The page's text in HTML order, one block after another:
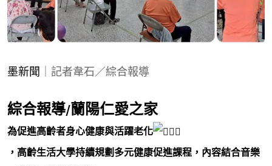
墨新聞 ｜記者韋石／綜合報導
綜合報導/蘭陽仁愛之家
為促進高齡者身心健康與活躍老化
，高齡生活大學持續規劃多元健康促進課程，內容結合音樂